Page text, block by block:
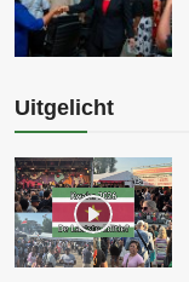
Uitgelicht